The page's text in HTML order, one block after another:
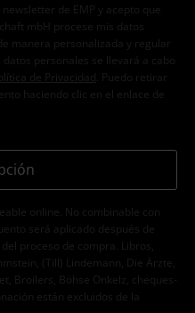
de EMP y acepto que
mbH procese mis datos
manera personalizada y regular
personales se llevará a cabo
de Privacidad . Puedo retirar
haciendo clic en el enlace de
online. No combinable con
será aplicado después de
proceso de compra. Libros,
(Till) Lindemann, Die Ärzte,
Broilers, Böhse Onkelz, cheques-
están excluidos de la